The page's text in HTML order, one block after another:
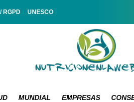
RGPD UNESCO
MUNDIAL EMPRESAS